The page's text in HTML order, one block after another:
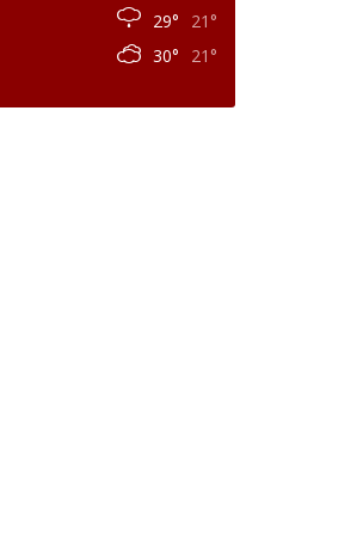
29°
21°
30° 21°